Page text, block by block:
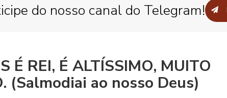
do nosso canal do Telegram!
É REI, É ALTÍSSIMO, MUITO
(Salmodiai ao nosso Deus)